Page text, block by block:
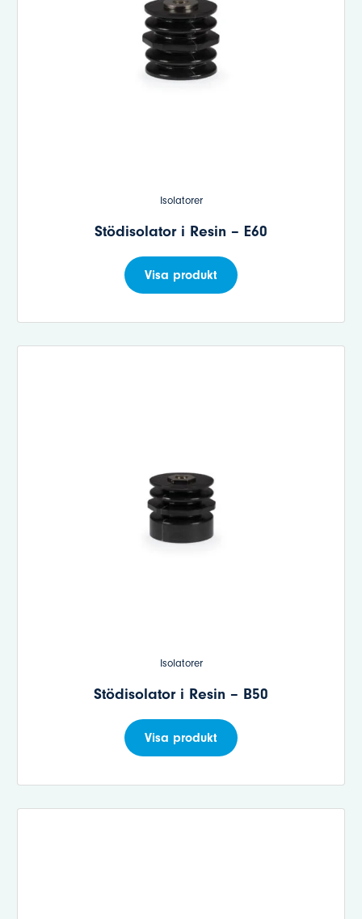
Isolatorer
Stödisolator i Resin – E60
Visa produkt
Isolatorer
Stödisolator i Resin – B50
Visa produkt